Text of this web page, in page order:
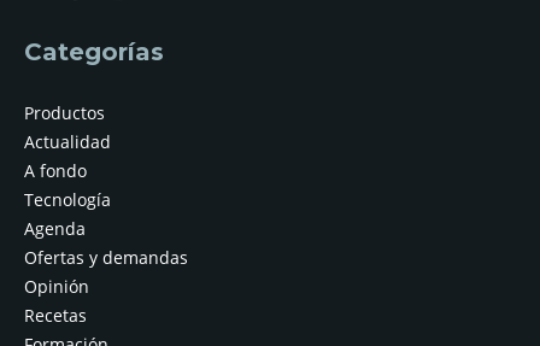
Categorías
Productos
Actualidad
A fondo
Tecnología
Agenda
Ofertas y demandas
Opinión
Recetas